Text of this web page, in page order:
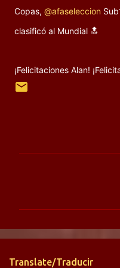
Copas, @afaseleccion
clasificó al Mundial 🔝‬
‪¡Felicitaciones Alan!
n
Translate/Traducir